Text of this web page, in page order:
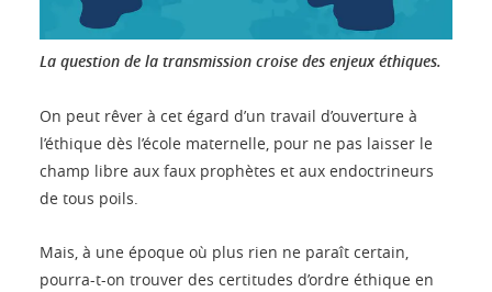
La question de la transmission croise des enjeux éthiques.
On peut rêver à cet égard d’un travail d’ouverture à
l’éthique dès l’école maternelle, pour ne pas laisser le
champ libre aux faux prophètes et aux endoctrineurs
de tous poils.
Mais, à une époque où plus rien ne paraît certain,
pourra-t-on trouver des certitudes d’ordre éthique en